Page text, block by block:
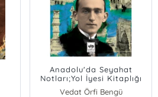
Anadolu'da Seyahat
Notları;Yol İyesi Kitaplığı
Vedat Örfi Bengü